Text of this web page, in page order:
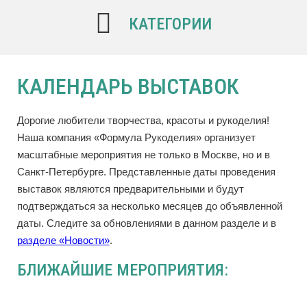
КАТЕГОРИИ
КАЛЕНДАРЬ ВЫСТАВОК
Дорогие любители творчества, красоты и рукоделия!
Наша компания «Формула Рукоделия» организует
масштабные мероприятия не только в Москве, но и в
Санкт-Петербурге. Представленные даты проведения
выставок являются предварительными и будут
подтверждаться за несколько месяцев до объявленной
даты. Следите за обновлениями в данном разделе и в
разделе «Новости».
БЛИЖАЙШИЕ МЕРОПРИЯТИЯ: